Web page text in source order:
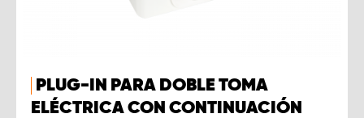
PLUG-IN PARA DOBLE TOMA
ELÉCTRICA CON CONTINUACIÓN